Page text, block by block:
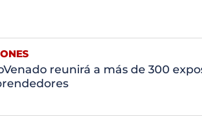
reunirá a más de 300